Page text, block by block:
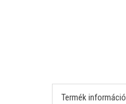
Termék információ